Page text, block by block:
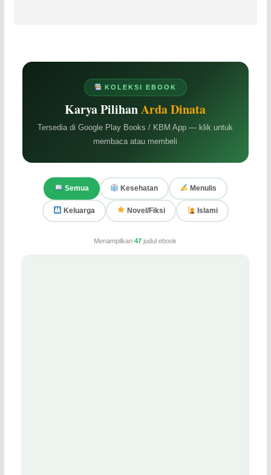
KOLEKSI EBOOK
Karya PilihanArda Dinata
Tersedia di Google Play Books / KBM App — klik untuk
membaca atau membeli
Semua Kesehatan Menulis
Keluarga Novel/Fiksi Islami
Menampilkan47 judul ebook